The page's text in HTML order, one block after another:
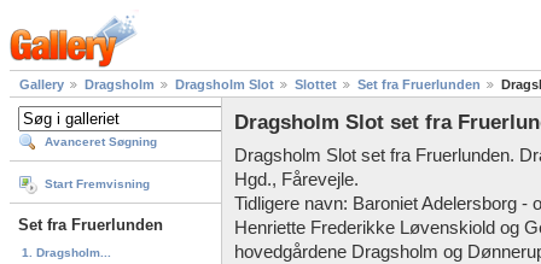
Gallery Dragsholm Dragsholm Slot Slottet Set fra Fruerlunden
Avanceret Søgning
Start Fremvisning
Set fra Fruerlunden
1. Dragsholm...
Dragsholm Slot set fra
Dragsholm Slot set fra Fruerlunden.
Hgd., Fårevejle.
Tidligere navn: Baroniet Adelersborg -
Henriette Frederikke Løvenskiold og
hovedgårdene Dragsholm og